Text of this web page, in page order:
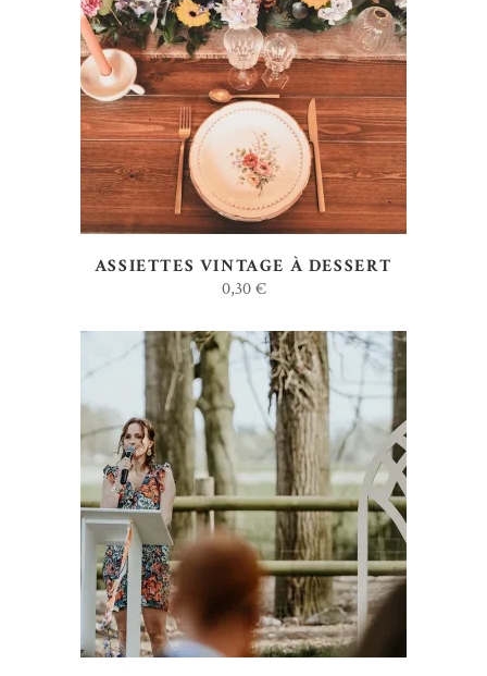
AJOUTER AU DEVIS
ASSIETTES VINTAGE À DESSERT
0,30€
AJOUTER AU DEVIS